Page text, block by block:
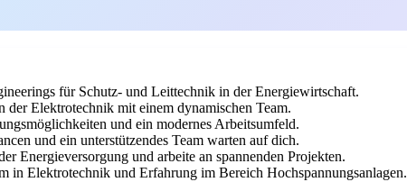
für Schutz- und Leittechnik in der Energiewirtschaft.
der Elektrotechnik mit einem dynamischen Team.
und ein modernes Arbeitsumfeld.
und ein unterstützendes Team warten auf dich.
Energieversorgung und arbeite an spannenden Projekten.
in Elektrotechnik und Erfahrung im Bereich Hochspannungsanlagen.